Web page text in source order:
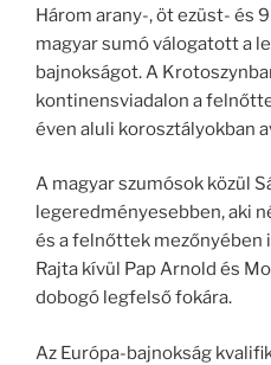
Három arany-, öt ezüst- és
magyar sumó válogatott a
bajnokságot. A
kontinensviadalon a
éven aluli korosztályokban
A magyar szumósok közül
legeredményesebben, aki
és a felnőttek mezőnyében
Rajta kívül Pap Arnold és
dobogó legfelső fokára.
Az Európa-bajnokság